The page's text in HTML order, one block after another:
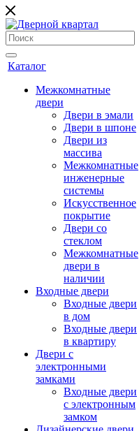
Каталог
Межкомнатные
двери
Двери в эмали
Двери в шпоне
Двери из
массива
Межкомнатные
инженерные
системы
Искусственное
покрытие
Двери со
стеклом
Межкомнатные
двери в
наличии
Входные двери
Входные двери
в дом
Входные двери
в квартиру
Двери с
электронными
замками
Входные двери
с электронным
замком